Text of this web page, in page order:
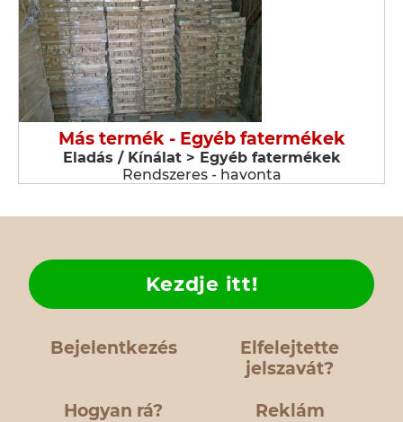
Más termék - Egyéb fatermékek
Eladás / Kínálat > Egyéb fatermékek
Rendszeres - havonta
Bejelentkezés
Elfelejtette
jelszavát?
Hogyan rá?
Kezdje itt!
Reklám